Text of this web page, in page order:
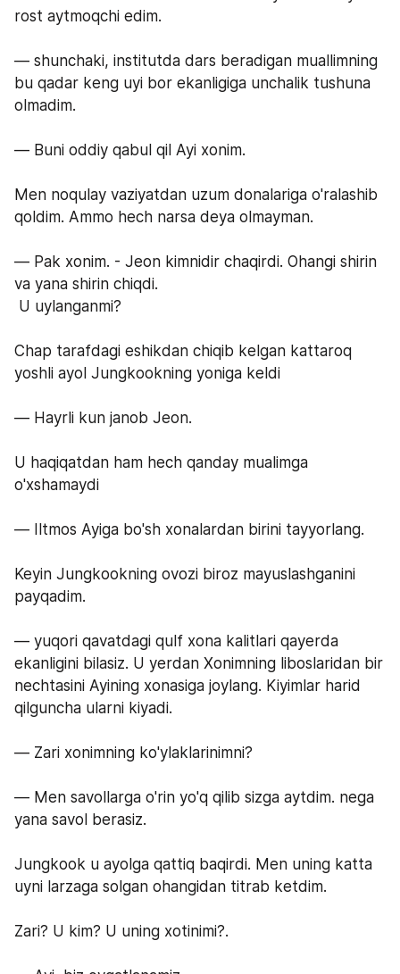
rost aytmoqchi edim.
— shunchaki, institutda dars beradigan muallimning
bu qadar keng uyi bor ekanligiga unchalik tushuna
olmadim.
— Buni oddiy qabul qil Ayi xonim.
Men noqulay vaziyatdan uzum donalariga o'ralashib
qoldim. Ammo hech narsa deya olmayman.
— Pak xonim. - Jeon kimnidir chaqirdi. Ohangi shirin
va yana shirin chiqdi.
U uylanganmi?
Chap tarafdagi eshikdan chiqib kelgan kattaroq
yoshli ayol Jungkookning yoniga keldi
— Hayrli kun janob Jeon.
U haqiqatdan ham hech qanday mualimga
o'xshamaydi
— Iltmos Ayiga bo'sh xonalardan birini tayyorlang.
Keyin Jungkookning ovozi biroz mayuslashganini
payqadim.
— yuqori qavatdagi qulf xona kalitlari qayerda
ekanligini bilasiz. U yerdan Xonimning liboslaridan bir
nechtasini Ayining xonasiga joylang. Kiyimlar harid
qilguncha ularni kiyadi.
— Zari xonimning ko'ylaklarinimni?
— Men savollarga o'rin yo'q qilib sizga aytdim. nega
yana savol berasiz.
Jungkook u ayolga qattiq baqirdi. Men uning katta
uyni larzaga solgan ohangidan titrab ketdim.
Zari? U kim? U uning xotinimi?.